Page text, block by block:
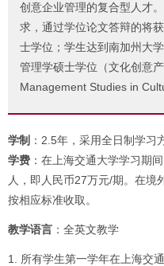
创意企业管理的复合型人才
求，通过学位论文答辩的将
士学位；学生达到南加州大
管理学硕士学位（文化创意
Management Studies in
学制 ：2.5年，采用全日制学习
学费 ：在上海交通大学学习期
人，即人民币27万元/期。在境
按相应标准收取。
教学语言 ：全英文教学
1. 所有学生第一学年在上海交